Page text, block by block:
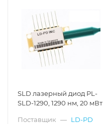
SLD лазерный диод PL-
SLD-1290, 1290 нм, 20 мВт
Поставщик — LD-PD